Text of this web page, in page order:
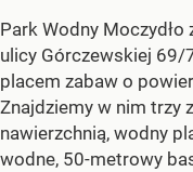
Park Wodny Moczydło
ulicy Górczewskiej 69/
placem zabaw o
Znajdziemy w nim trzy
nawierzchnią, wodny
wodne, 50-metrowy